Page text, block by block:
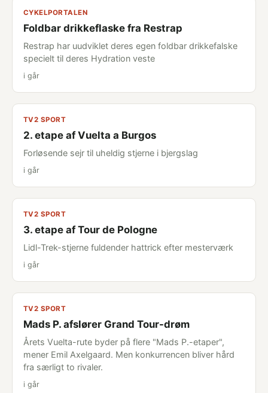
CYKELPORTALEN
Foldbar drikkeflaske fra Restrap
Restrap har uudviklet deres egen foldbar drikkefalske
specielt til deres Hydration veste
i går
TV2 SPORT
2. etape af Vuelta a Burgos
Forløsende sejr til uheldig stjerne i bjergslag
i går
TV2 SPORT
3. etape af Tour de Pologne
Lidl-Trek-stjerne fuldender hattrick efter mesterværk
i går
TV2 SPORT
Mads P. afslører Grand Tour-drøm
Årets Vuelta-rute byder på flere "Mads P.-etaper",
mener Emil Axelgaard. Men konkurrencen bliver hård
fra særligt to rivaler.
i går